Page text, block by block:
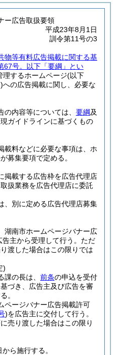
ー広告取扱要領
平成23年8月1日
訓令第11号の3
物等有料広告掲載に関する基
67号。以下「要綱」とい
理するホームページ(以下
への広告掲載に関し、必要な
内容等については、 要綱及
ガイドラインに基づくもの
載料などに必要な事項は、ホ
募集要項で定める。
掲載する広告枠を広告代理店
扱業務を広告代理店に委託
、別に定める広告代理店募集
湖南市ホームページバナー広
告主から受理して行う。 ただ
渡した場合はこの限りでは
)
の長は、 前条の申込を受付
基づき、広告主及び広告を審
。
ページバナー広告掲載許可
)を広告主に交付して行う。
売り渡した場合はこの限り
ら施行する。